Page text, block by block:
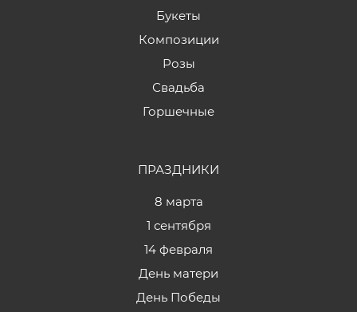
Букеты
Композиции
Розы
Свадьба
Горшечные
ПРАЗДНИКИ
8 марта
1 сентября
14 февраля
День матери
День Победы